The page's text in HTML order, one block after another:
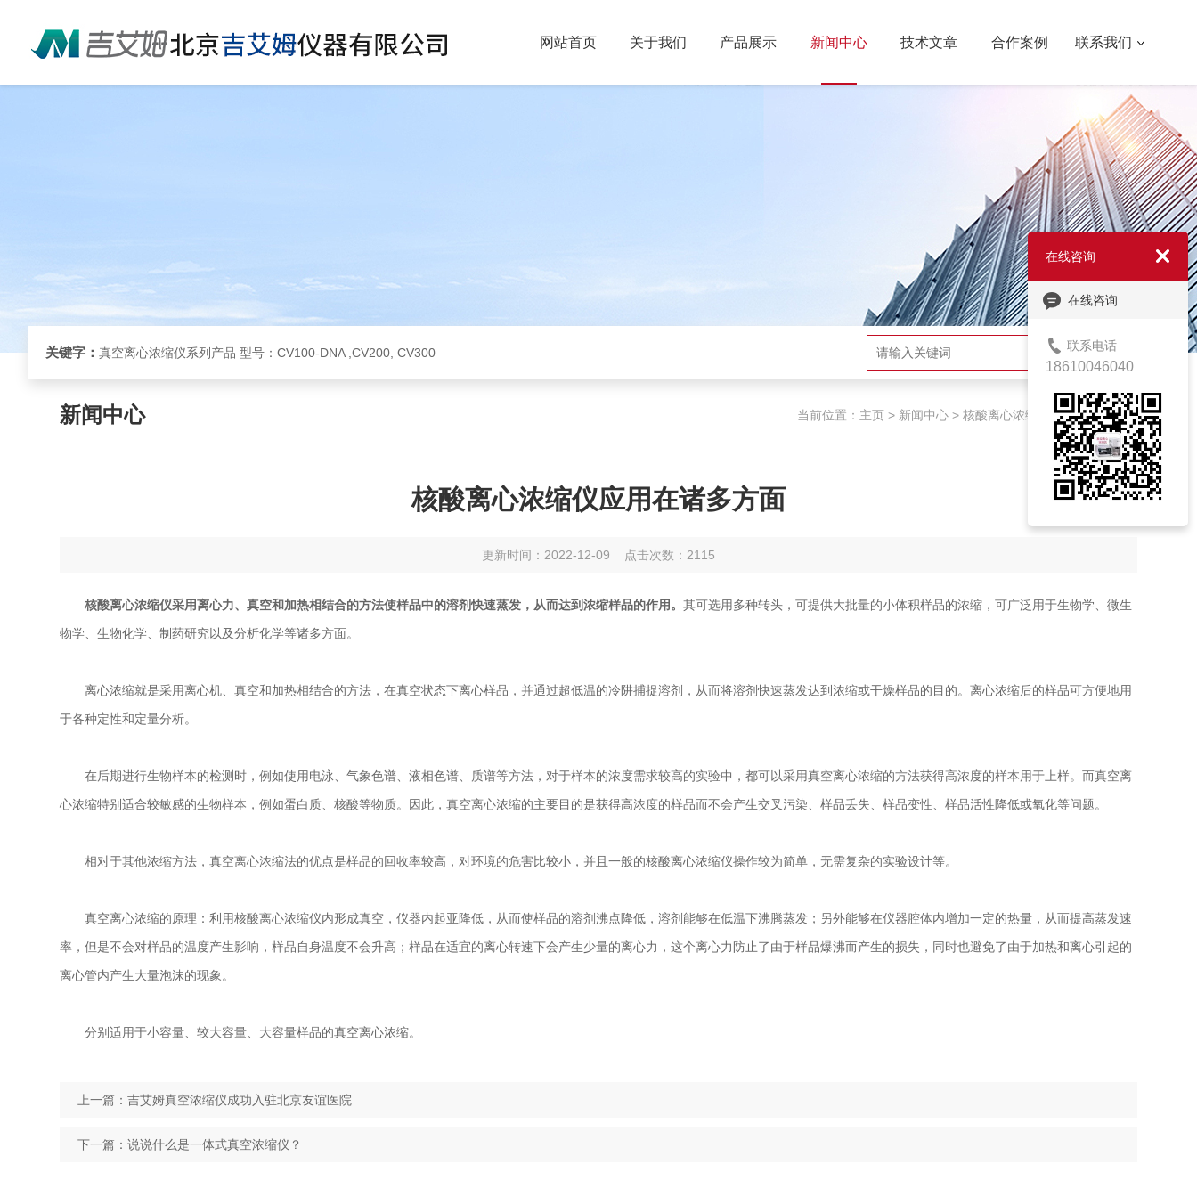
网站首页 关于我们 产品展示 新闻中心 技术文章 合作案例 联系我们
关键字：真空离心浓缩仪系列产品 型号：CV100-DNA ,CV200, CV300 搜索
新闻中心 当前位置： 主页> 新闻中心> 核酸离心浓缩仪应用在诸多方面
核酸离心浓缩仪应用在诸多方面
更新时间：2022-12-09 点击次数：2115
核酸离心浓缩仪采用离心力、真空和加热相结合的方法使样品中的溶剂快速蒸发，从而达到浓缩样品的作用。其可选用多种转头，可提供大批量的小体积样品的浓缩，可广泛用于生物学、微生
物学、生物化学、制药研究以及分析化学等诸多方面。
离心浓缩就是采用离心机、真空和加热相结合的方法，在真空状态下离心样品，并通过超低温的冷阱捕捉溶剂，从而将溶剂快速蒸发达到浓缩或干燥样品的目的。离心浓缩后的样品可方便地用
于各种定性和定量分析。
在后期进行生物样本的检测时，例如使用电泳、气象色谱、液相色谱、质谱等方法，对于样本的浓度需求较高的实验中，都可以采用真空离心浓缩的方法获得高浓度的样本用于上样。而真空离
心浓缩特别适合较敏感的生物样本，例如蛋白质、核酸等物质。因此，真空离心浓缩的主要目的是获得高浓度的样品而不会产生交叉污染、样品丢失、样品变性、样品活性降低或氧化等问题。
相对于其他浓缩方法，真空离心浓缩法的优点是样品的回收率较高，对环境的危害比较小，并且一般的核酸离心浓缩仪操作较为简单，无需复杂的实验设计等。
真空离心浓缩的原理：利用核酸离心浓缩仪内形成真空，仪器内起亚降低，从而使样品的溶剂沸点降低，溶剂能够在低温下沸腾蒸发；另外能够在仪器腔体内增加一定的热量，从而提高蒸发速
率，但是不会对样品的温度产生影响，样品自身温度不会升高；样品在适宜的离心转速下会产生少量的离心力，这个离心力防止了由于样品爆沸而产生的损失，同时也避免了由于加热和离心引起的
离心管内产生大量泡沫的现象。
分别适用于小容量、较大容量、大容量样品的真空离心浓缩。
上一篇：吉艾姆真空浓缩仪成功入驻北京友谊医院
下一篇：说说什么是一体式真空浓缩仪？
在线咨询
在线咨询
联系电话
18610046040